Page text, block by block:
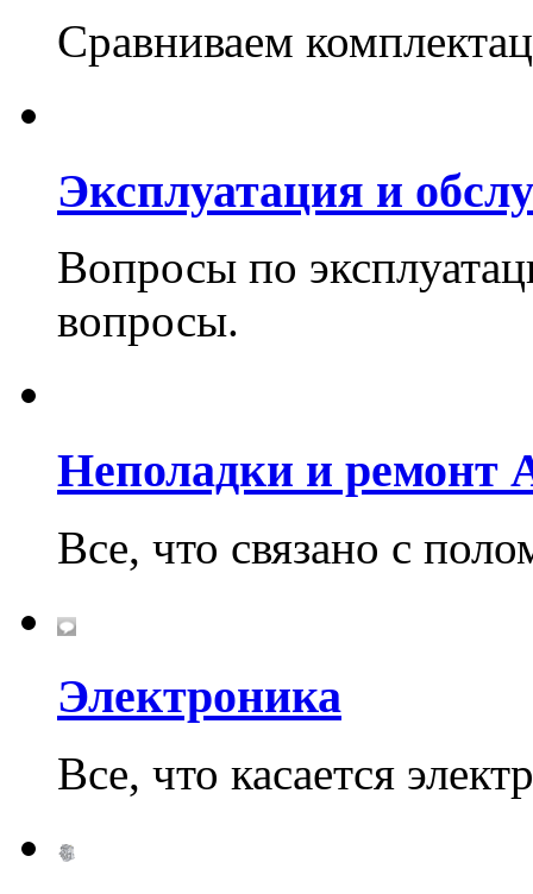
Cравниваем
Эксплуатация и
Вопросы по
вопросы.
Неполадки и ремонт
Все, что связано с
Электроника
Все, что касается